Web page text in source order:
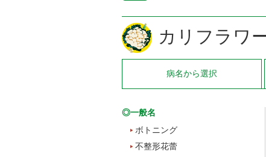
カリフラワ
病名から選択
◎一般名
ボトニング
不整形花蕾